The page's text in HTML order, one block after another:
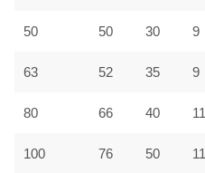
50 50 30 9
63 52 35 9
80 66 40 11
100 76 50 11